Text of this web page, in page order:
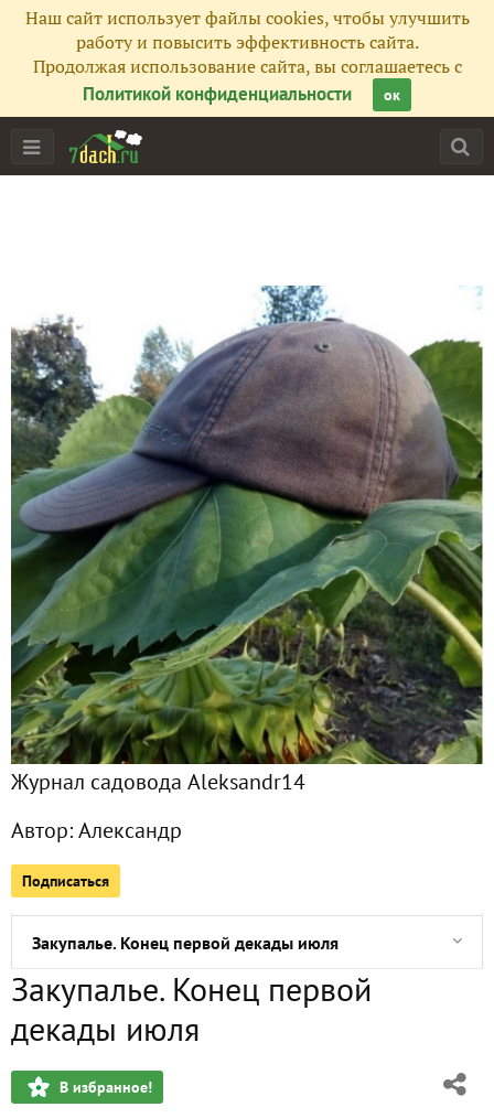
Наш сайт использует файлы cookies, чтобы улучшить
работу и повысить эффективность сайта.
Продолжая использование сайта, вы соглашаетесь с
Политикой конфиденциальности
ок
Журнал садовода Aleksandr14
Автор:Александр
Подписаться
Главная
Подписчики 13
Все публикации 1118
Сейчас обсуждают
Последняя декада июля
Ровно середина июля
Ливень, тыквоогурцы и рассада дайкона
12 июля - Петра и Павла, пик лета))
УДачные годы
Закупалье. Конец первой декады июля
Первая декада июля
Межкупалье
Середина лета, межсезонье, июнь-июль
Закупалье. Конец первой
декады июля
В избранное!